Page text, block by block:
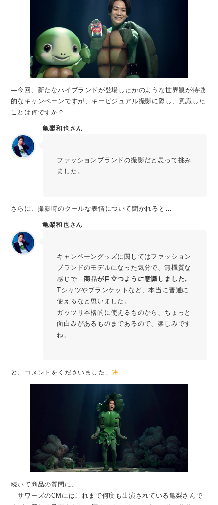
―今回、新たなハイブランドが登場したかのような世界観が特徴
的なキャンペーンですが、キービジュアル撮影に際し、意識した
ことは何ですか？
亀梨和也さん
ファッションブランドの撮影だと思って挑み
ました。
さらに、撮影時のクールな表情について聞かれると…
亀梨和也さん
キャンペーングッズに関してはファッション
ブランドのモデルになった気分で、無機質な
感じで、商品が目立つように意識しました。
Tシャツやブランケットなど、本当に普通に
使えるなと思いました。
ガッツリ本格的に使えるものから、ちょっと
面白みがあるものまであるので、楽しみです
ね。
と、コメントをくださいました。
続いて商品の質問に。
―サワーズのCMにはこれまで何度も出演されている亀梨さんで